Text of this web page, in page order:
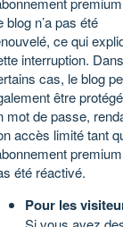
blog n’a pas été
ce qui
interruption. Dans
cas, le blog
être
mot de passe,
accès limité tant
premium
été réactivé.
Pour les